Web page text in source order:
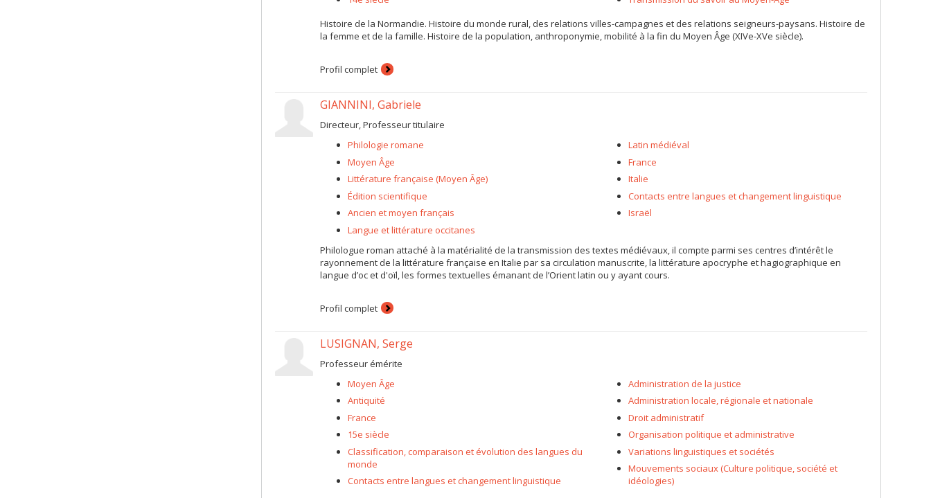
Histoire de la Normandie. Histoire du monde rural, des relations villes-campagnes et des relations seigneurs-paysans. Histoire de
la femme et de la famille. Histoire de la population, anthroponymie, mobilité à la fin du Moyen Âge (XIVe-XVe siècle).
Profil complet
GIANNINI, Gabriele
Directeur, Professeur titulaire
Philologie romane
Moyen Âge
Littérature française (Moyen Âge)
Édition scientifique
Ancien et moyen français
Langue et littérature occitanes
Latin médiéval
France
Italie
Contacts entre langues et changement linguistique
Israël
Philologue roman attaché à la matérialité de la transmission des textes médiévaux, il compte parmi ses centres d’intérêt le
rayonnement de la littérature française en Italie par sa circulation manuscrite, la littérature apocryphe et hagiographique en
langue d’oc et d'oïl, les formes textuelles émanant de l’Orient latin ou y ayant cours.
Profil complet
LUSIGNAN, Serge
Professeur émérite
Moyen Âge
Antiquité
France
15e siècle
Classification, comparaison et évolution des langues du
monde
Contacts entre langues et changement linguistique
Administration de la justice
Administration locale, régionale et nationale
Droit administratif
Organisation politique et administrative
Variations linguistiques et sociétés
Mouvements sociaux (Culture politique, société et
idéologies)